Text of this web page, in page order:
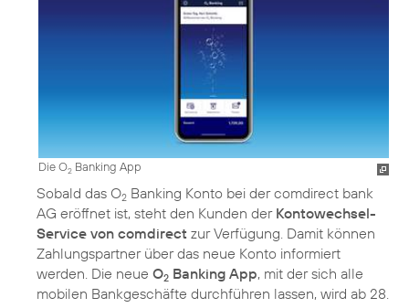
Die O2 Banking App
Sobald das O2 Banking Konto bei der comdirect bank
AG eröffnet ist, steht den Kunden der Kontowechsel-
Service von comdirect zur Verfügung. Damit können
Zahlungspartner über das neue Konto informiert
werden. Die neue O2 Banking App, mit der sich alle
mobilen Bankgeschäfte durchführen lassen, wird ab 28.